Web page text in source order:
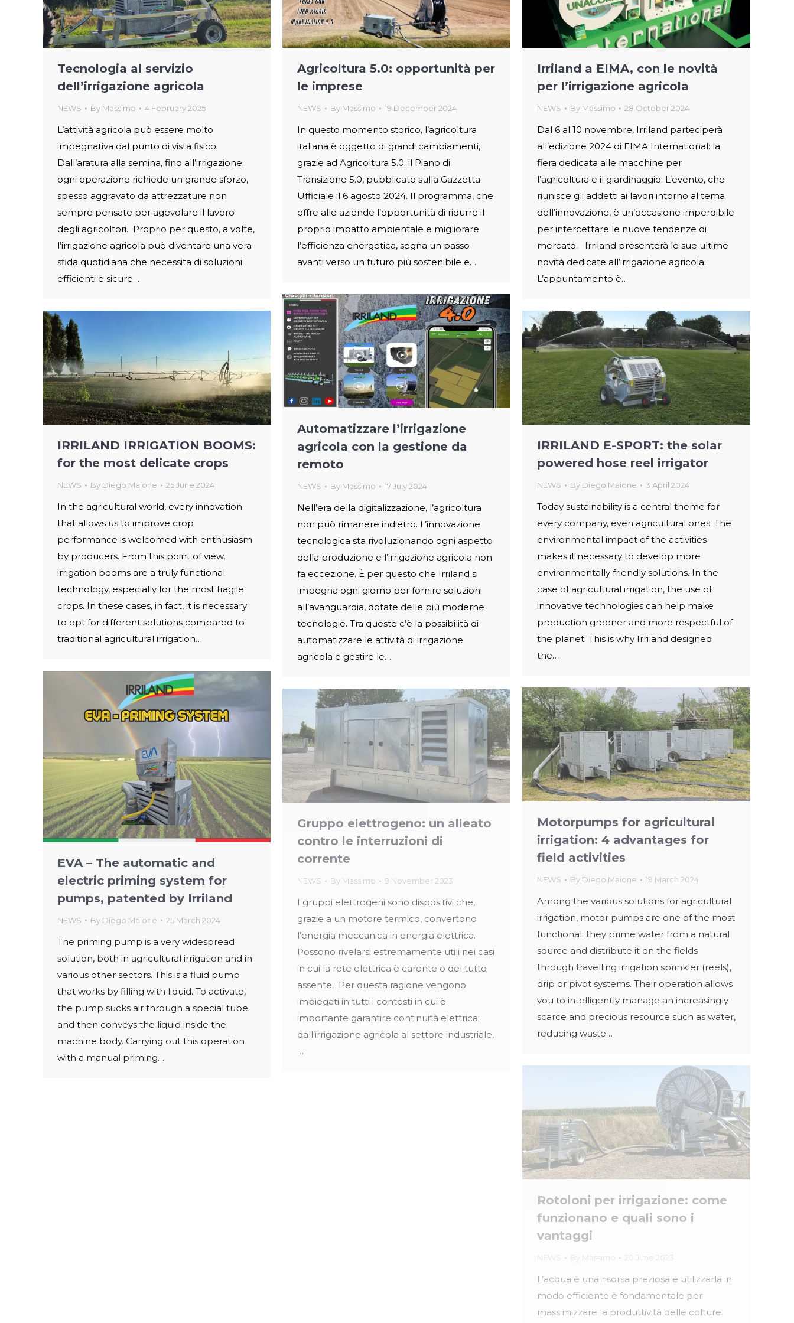
Tecnologia al servizio
dell’irrigazione agricola
NEWS By Massimo 4 February 2025
L’attività agricola può essere molto
impegnativa dal punto di vista fisico.
Dall’aratura alla semina, fino all’irrigazione:
ogni operazione richiede un grande sforzo,
spesso aggravato da attrezzature non
sempre pensate per agevolare il lavoro
degli agricoltori. Proprio per questo, a volte,
l’irrigazione agricola può diventare una vera
sfida quotidiana che necessita di soluzioni
efficienti e sicure…
Agricoltura 5.0: opportunità per
le imprese
NEWS By Massimo 19 December 2024
In questo momento storico, l’agricoltura
italiana è oggetto di grandi cambiamenti,
grazie ad Agricoltura 5.0: il Piano di
Transizione 5.0, pubblicato sulla Gazzetta
Ufficiale il 6 agosto 2024. Il programma, che
offre alle aziende l’opportunità di ridurre il
proprio impatto ambientale e migliorare
l’efficienza energetica, segna un passo
avanti verso un futuro più sostenibile e…
Irriland a EIMA, con le novità
per l’irrigazione agricola
NEWS By Massimo 28 October 2024
Dal 6 al 10 novembre, Irriland parteciperà
all’edizione 2024 di EIMA International: la
fiera dedicata alle macchine per
l’agricoltura e il giardinaggio. L’evento, che
riunisce gli addetti ai lavori intorno al tema
dell’innovazione, è un’occasione imperdibile
per intercettare le nuove tendenze di
mercato. Irriland presenterà le sue ultime
novità dedicate all’irrigazione agricola.
L’appuntamento è…
Automatizzare l’irrigazione
agricola con la gestione da
remoto
NEWS By Massimo 17 July 2024
Nell’era della digitalizzazione, l’agricoltura
non può rimanere indietro. L’innovazione
tecnologica sta rivoluzionando ogni aspetto
della produzione e l’irrigazione agricola non
fa eccezione. È per questo che Irriland si
impegna ogni giorno per fornire soluzioni
all’avanguardia, dotate delle più moderne
tecnologie. Tra queste c’è la possibilità di
automatizzare le attività di irrigazione
agricola e gestire le…
IRRILAND IRRIGATION BOOMS:
for the most delicate crops
NEWS By Diego Maione 25 June 2024
In the agricultural world, every innovation
that allows us to improve crop
performance is welcomed with enthusiasm
by producers. From this point of view,
irrigation booms are a truly functional
technology, especially for the most fragile
crops. In these cases, in fact, it is necessary
to opt for different solutions compared to
traditional agricultural irrigation…
IRRILAND E-SPORT: the solar
powered hose reel irrigator
NEWS By Diego Maione 3 April 2024
Today sustainability is a central theme for
every company, even agricultural ones. The
environmental impact of the activities
makes it necessary to develop more
environmentally friendly solutions. In the
case of agricultural irrigation, the use of
innovative technologies can help make
production greener and more respectful of
the planet. This is why Irriland designed
the…
EVA – The automatic and
electric priming system for
pumps, patented by Irriland
NEWS By Diego Maione 25 March 2024
The priming pump is a very widespread
solution, both in agricultural irrigation and in
various other sectors. This is a fluid pump
that works by filling with liquid. To activate,
the pump sucks air through a special tube
and then conveys the liquid inside the
machine body. Carrying out this operation
with a manual priming…
Motorpumps for agricultural
irrigation: 4 advantages for
field activities
NEWS By Diego Maione 19 March 2024
Among the various solutions for agricultural
irrigation, motor pumps are one of the most
functional: they prime water from a natural
source and distribute it on the fields
through travelling irrigation sprinkler (reels),
drip or pivot systems. Their operation allows
you to intelligently manage an increasingly
scarce and precious resource such as water,
reducing waste…
Gruppo elettrogeno: un alleato
contro le interruzioni di
corrente
NEWS By Massimo 9 November 2023
I gruppi elettrogeni sono dispositivi che,
grazie a un motore termico, convertono
l’energia meccanica in energia elettrica.
Possono rivelarsi estremamente utili nei casi
in cui la rete elettrica è carente o del tutto
assente. Per questa ragione vengono
impiegati in tutti i contesti in cui è
importante garantire continuità elettrica:
dall’irrigazione agricola al settore industriale,
…
Rotoloni per irrigazione: come
funzionano e quali sono i
vantaggi
NEWS By Massimo 20 June 2023
L’acqua è una risorsa preziosa e utilizzarla in
modo efficiente è fondamentale per
massimizzare la produttività delle colture.